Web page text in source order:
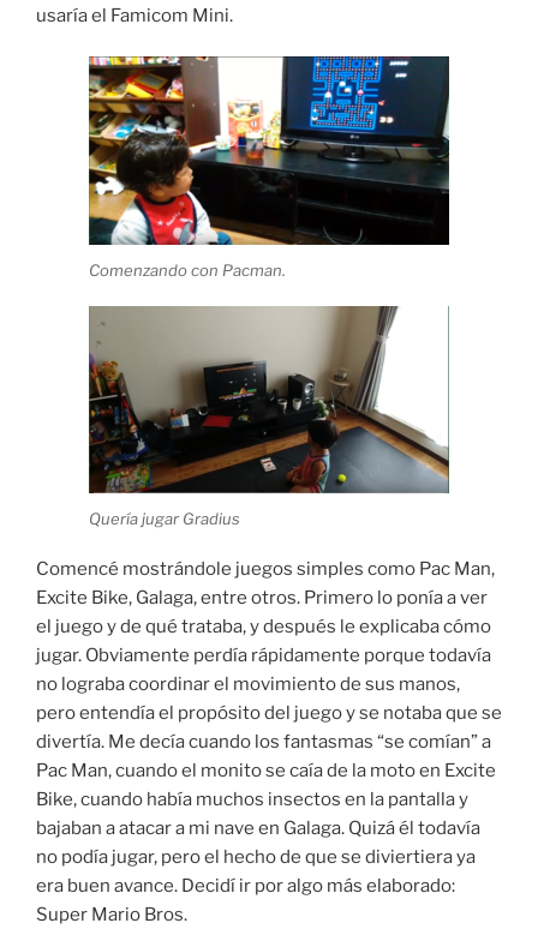
usaría el Famicom Mini.
Comenzando con Pacman.
Quería jugar Gradius
Comencé mostrándole juegos simples como Pac Man,
Excite Bike, Galaga, entre otros. Primero lo ponía a ver
el juego y de qué trataba, y después le explicaba cómo
jugar. Obviamente perdía rápidamente porque todavía
no lograba coordinar el movimiento de sus manos,
pero entendía el propósito del juego y se notaba que se
divertía. Me decía cuando los fantasmas “se comían” a
Pac Man, cuando el monito se caía de la moto en Excite
Bike, cuando había muchos insectos en la pantalla y
bajaban a atacar a mi nave en Galaga. Quizá él todavía
no podía jugar, pero el hecho de que se diviertiera ya
era buen avance. Decidí ir por algo más elaborado:
Super Mario Bros.